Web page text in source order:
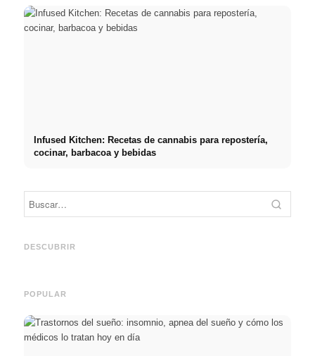
Infused Kitchen: Recetas de cannabis para repostería,
cocinar, barbacoa y bebidas
DESCUBRIR
Mehr Verkäufe durch gezieltes
POPULAR